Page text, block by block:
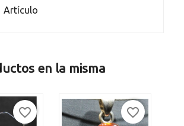
Artículo
en la misma
favorite_border favorite_border